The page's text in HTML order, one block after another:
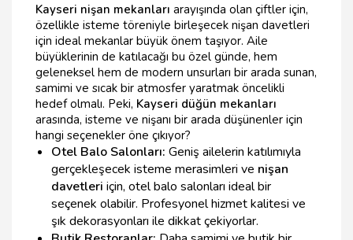
Kayseri nişan mekanları arayışında olan çiftler için,
özellikle isteme töreniyle birleşecek nişan davetleri
için ideal mekanlar büyük önem taşıyor. Aile
büyüklerinin de katılacağı bu özel günde, hem
geleneksel hem de modern unsurları bir arada sunan,
samimi ve sıcak bir atmosfer yaratmak öncelikli
hedef olmalı. Peki, Kayseri düğün mekanları
arasında, isteme ve nişanı bir arada düşünenler için
hangi seçenekler öne çıkıyor?
Otel Balo Salonları: Geniş ailelerin katılımıyla
gerçekleşecek isteme merasimleri ve nişan
davetleri için, otel balo salonları ideal bir
seçenek olabilir. Profesyonel hizmet kalitesi ve
şık dekorasyonları ile dikkat çekiyorlar.